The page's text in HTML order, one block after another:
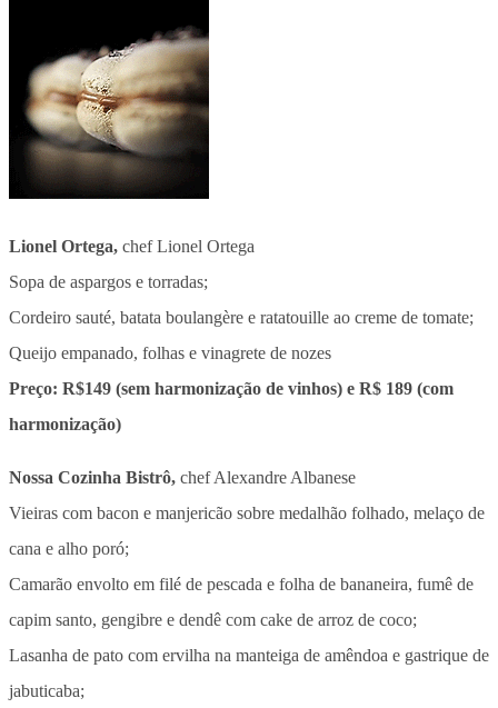
Lionel Ortega, chef Lionel Ortega
Sopa de aspargos e torradas;
Cordeiro sauté, batata boulangère e ratatouille ao creme de tomate;
Queijo empanado, folhas e vinagrete de nozes
Preço: R$149 (sem harmonização de vinhos) e R$ 189 (com
harmonização)
Nossa Cozinha Bistrô, chef Alexandre Albanese
Vieiras com bacon e manjericão sobre medalhão folhado, melaço de
cana e alho poró;
Camarão envolto em filé de pescada e folha de bananeira, fumê de
capim santo, gengibre e dendê com cake de arroz de coco;
Lasanha de pato com ervilha na manteiga de amêndoa e gastrique de
jabuticaba;